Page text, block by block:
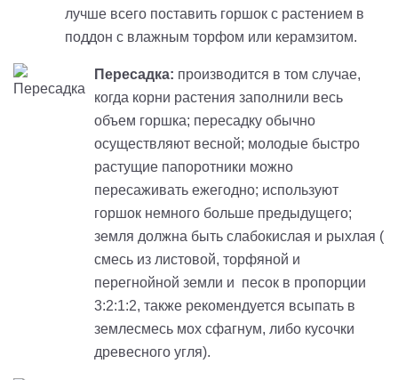
лучше всего поставить горшок с растением в
поддон с влажным торфом или керамзитом.
Пересадка: производится в том случае,
когда корни растения заполнили весь
объем горшка; пересадку обычно
осуществляют весной; молодые быстро
растущие папоротники можно
пересаживать ежегодно; используют
горшок немного больше предыдущего;
земля должна быть слабокислая и рыхлая (
смесь из листовой, торфяной и
перегнойной земли и песок в пропорции
3:2:1:2, также рекомендуется всыпать в
землесмесь мох сфагнум, либо кусочки
древесного угля).